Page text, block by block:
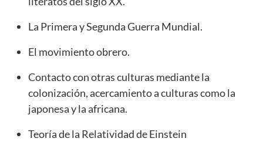
La Primera y Segunda Guerra Mundial.
El movimiento obrero.
Contacto con otras culturas mediante la
colonización, acercamiento a culturas como la
japonesa y la africana.
Teoría de la Relatividad de Einstein